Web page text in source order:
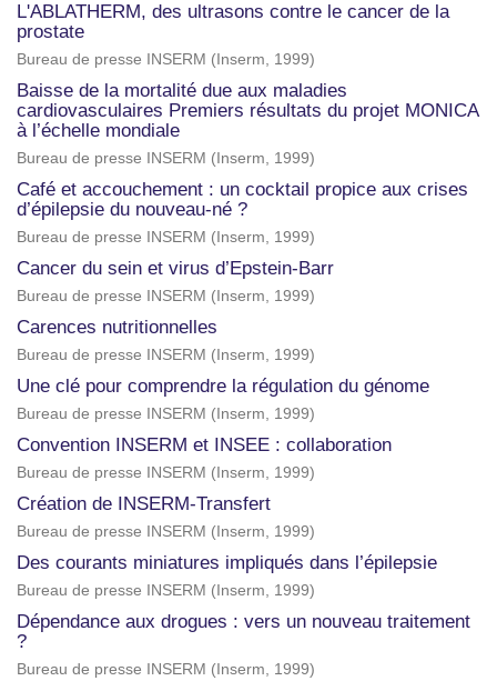
L'ABLATHERM, des ultrasons contre le cancer de la
prostate
Bureau de presse INSERM ( Inserm, 1999)
Baisse de la mortalité due aux maladies
cardiovasculaires Premiers résultats du projet MONICA
à l’échelle mondiale
Bureau de presse INSERM ( Inserm, 1999)
Café et accouchement : un cocktail propice aux crises
d’épilepsie du nouveau-né ?
Bureau de presse INSERM ( Inserm, 1999)
Cancer du sein et virus d’Epstein-Barr
Bureau de presse INSERM ( Inserm, 1999)
Carences nutritionnelles
Bureau de presse INSERM ( Inserm, 1999)
Une clé pour comprendre la régulation du génome
Bureau de presse INSERM ( Inserm, 1999)
Convention INSERM et INSEE : collaboration
Bureau de presse INSERM ( Inserm, 1999)
Création de INSERM-Transfert
Bureau de presse INSERM ( Inserm, 1999)
Des courants miniatures impliqués dans l’épilepsie
Bureau de presse INSERM ( Inserm, 1999)
Dépendance aux drogues : vers un nouveau traitement
?
Bureau de presse INSERM ( Inserm, 1999)